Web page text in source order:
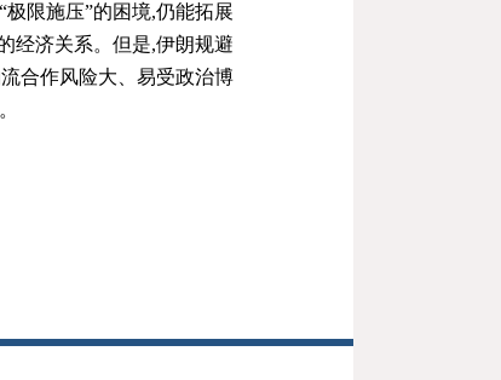
限施压”的困境,仍能拓展
经济关系。但是,伊朗规避
合作风险大、易受政治博